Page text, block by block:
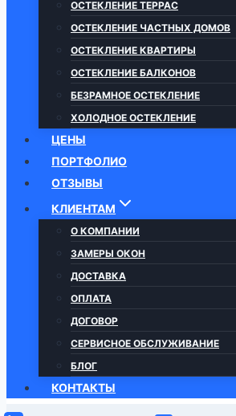
ОСТЕКЛЕНИЕ ТЕРРАС
ОСТЕКЛЕНИЕ ЧАСТНЫХ ДОМОВ
ОСТЕКЛЕНИЕ КВАРТИРЫ
ОСТЕКЛЕНИЕ БАЛКОНОВ
БЕЗРАМНОЕ ОСТЕКЛЕНИЕ
ХОЛОДНОЕ ОСТЕКЛЕНИЕ
ЦЕНЫ
ПОРТФОЛИО
ОТЗЫВЫ
КЛИЕНТАМ
О КОМПАНИИ
ЗАМЕРЫ ОКОН
ДОСТАВКА
ОПЛАТА
ДОГОВОР
СЕРВИСНОЕ ОБСЛУЖИВАНИЕ
БЛОГ
КОНТАКТЫ